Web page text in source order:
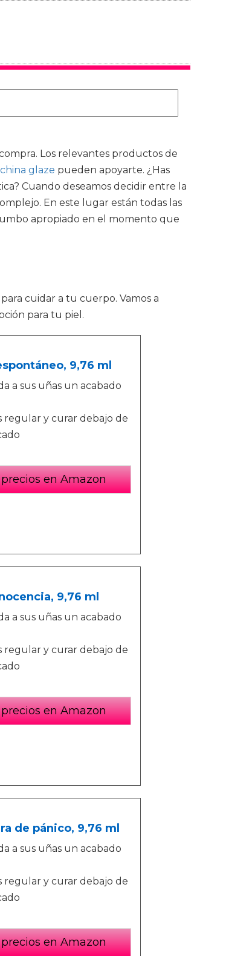
Los relevantes productos de
china glaze pueden apoyarte. ¿Has
Cuando deseamos decidir entre la
En este lugar están todas las
apropiado en el momento que
cuidar a tu cuerpo. Vamos a
para tu piel.
9,76 ml
a sus uñas un acabado
regular y curar debajo de
en Amazon
9,76 ml
a sus uñas un acabado
regular y curar debajo de
en Amazon
de pánico, 9,76 ml
a sus uñas un acabado
regular y curar debajo de
en Amazon